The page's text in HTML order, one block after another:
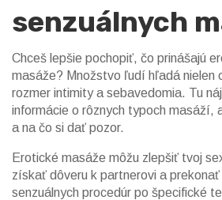
senzuálnych
Chceš lepšie pochopiť, čo prinášajú
masáže? Množstvo ľudí hľadá nielen
rozmer intimity a sebavedomia. Tu
informácie o rôznych typoch masáží,
a na čo si dať pozor.
Erotické masáže môžu zlepšiť tvoj
získať dôveru k partnerovi a
senzuálnych procedúr po špecifické